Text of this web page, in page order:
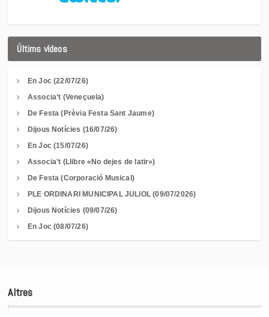
Últims vídeos
En Joc (22/07/26)
Associa’t (Veneçuela)
De Festa (Prèvia Festa Sant Jaume)
Dijous Notícies (16/07/26)
En Joc (15/07/26)
Associa’t (Llibre «No dejes de latir»)
De Festa (Corporació Musical)
PLE ORDINARI MUNICIPAL JULIOL (09/07/2026)
Dijous Notícies (09/07/26)
En Joc (08/07/26)
Altres